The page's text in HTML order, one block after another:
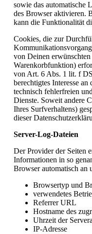
sowie das automatische
des Browser aktivieren.
kann die Funktionalität
Cookies, die zur
von Deinen
Warenkorbfunktion)
von Art. 6 Abs. 1 lit. f
berechtigtes Interesse
technisch fehlerfreien
Dienste. Soweit andere
Ihres Surfverhaltens)
dieser
Server-Log-Dateien
Der Provider der Seiten
Informationen in so
Browser automatisch an
Browsertyp und
verwendetes
Referrer URL
Hostname des
Uhrzeit der
IP-Adresse